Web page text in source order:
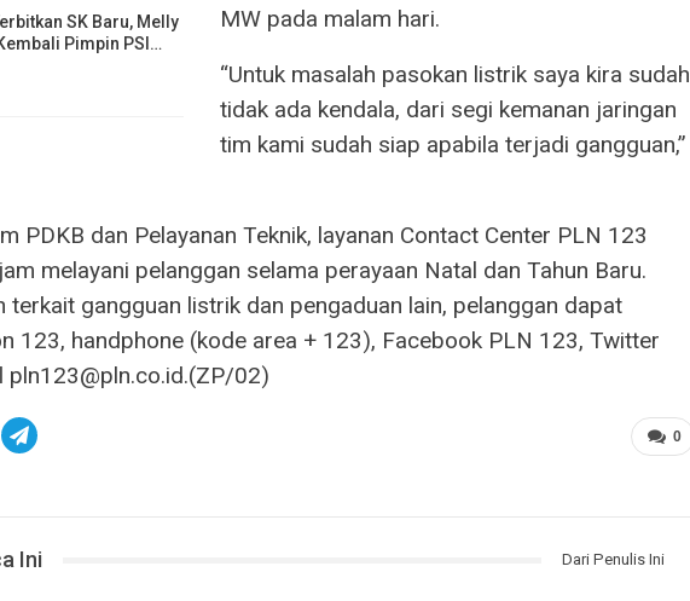
SK Baru, Melly
Pimpin PSI…
MW pada malam hari.
“Untuk masalah pasokan listrik saya kira sudah
tidak ada kendala, dari segi kemanan jaringan
tim kami sudah siap apabila terjadi gangguan,”
PDKB dan Pelayanan Teknik, layanan Contact Center PLN 123
melayani pelanggan selama perayaan Natal dan Tahun Baru.
terkait gangguan listrik dan pengaduan lain, pelanggan dapat
123, handphone (kode area + 123), Facebook PLN 123, Twitter
pln123@pln.co.id.(ZP/02)
0
Ini Dari Penulis Ini